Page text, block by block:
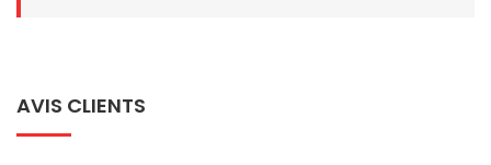
AVIS CLIENTS